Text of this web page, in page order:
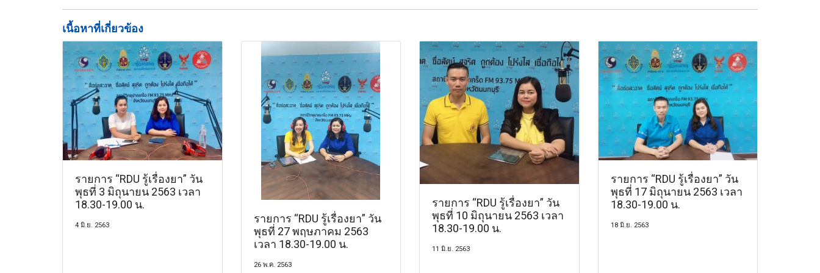
เนื้อหาที่เกี่ยวข้อง
รายการ “RDU รู้เรื่องยา” วัน
พุธที่ 3 มิถุนายน 2563 เวลา
18.30-19.00 น.
4 มิ.ย. 2563
รายการ “RDU รู้เรื่องยา” วัน
พุธที่ 27 พฤษภาคม 2563
เวลา 18.30-19.00 น.
26 พ.ค. 2563
รายการ “RDU รู้เรื่องยา” วัน
พุธที่ 10 มิถุนายน 2563 เวลา
18.30-19.00 น.
11 มิ.ย. 2563
รายการ “RDU รู้เรื่องยา” วัน
พุธที่ 17 มิถุนายน 2563 เวลา
18.30-19.00 น.
18 มิ.ย. 2563